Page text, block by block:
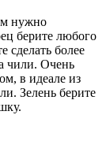
нужно
берите любого
сделать более
чили. Очень
в идеале из
Зелень берите